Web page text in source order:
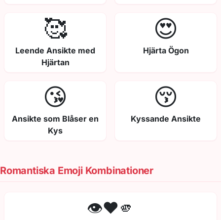
🥰
Leende Ansikte med
Hjärtan
😍
Hjärta Ögon
😘
Ansikte som Blåser en
Kys
😚
Kyssande Ansikte
Romantiska Emoji Kombinationer
👁️❤️🫵